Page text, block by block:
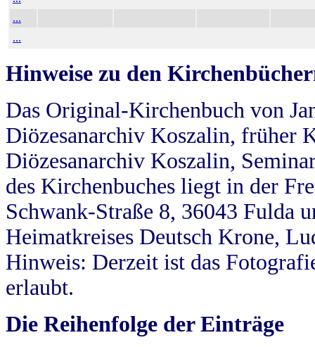
...
...
Hinweise zu den
Das Original-Kirchenbuch von
Diözesanarchiv Koszalin, früher
Diözesanarchiv Koszalin,
des Kirchenbuches liegt in der
Schwank-Straße 8, 36043 Fulda
Heimatkreises Deutsch Krone,
Hinweis: Derzeit ist das
erlaubt.
Die Reihenfolge der Einträge